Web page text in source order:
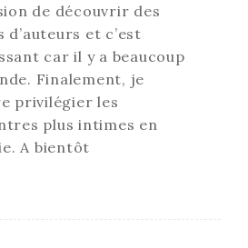
de découvrir des
d’auteurs et c’est
car il y a beaucoup
Finalement, je
privilégier les
plus intimes en
A bientôt